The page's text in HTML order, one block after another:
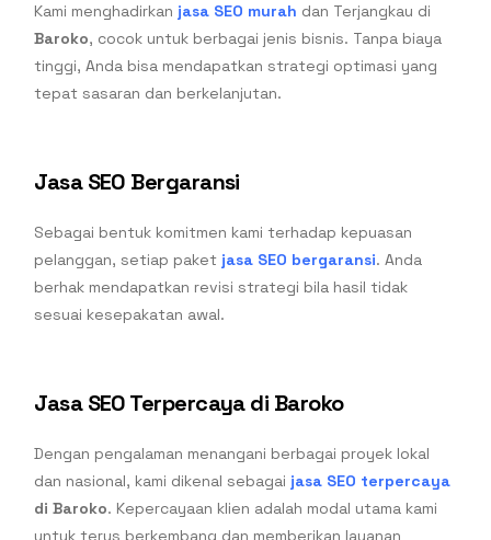
Kami menghadirkan jasa SEO murah dan Terjangkau di
Baroko, cocok untuk berbagai jenis bisnis. Tanpa biaya
tinggi, Anda bisa mendapatkan strategi optimasi yang
tepat sasaran dan berkelanjutan.
Jasa SEO Bergaransi
Sebagai bentuk komitmen kami terhadap kepuasan
pelanggan, setiap paket jasa SEO bergaransi. Anda
berhak mendapatkan revisi strategi bila hasil tidak
sesuai kesepakatan awal.
Jasa SEO Terpercaya di Baroko
Dengan pengalaman menangani berbagai proyek lokal
dan nasional, kami dikenal sebagai jasa SEO terpercaya
di Baroko. Kepercayaan klien adalah modal utama kami